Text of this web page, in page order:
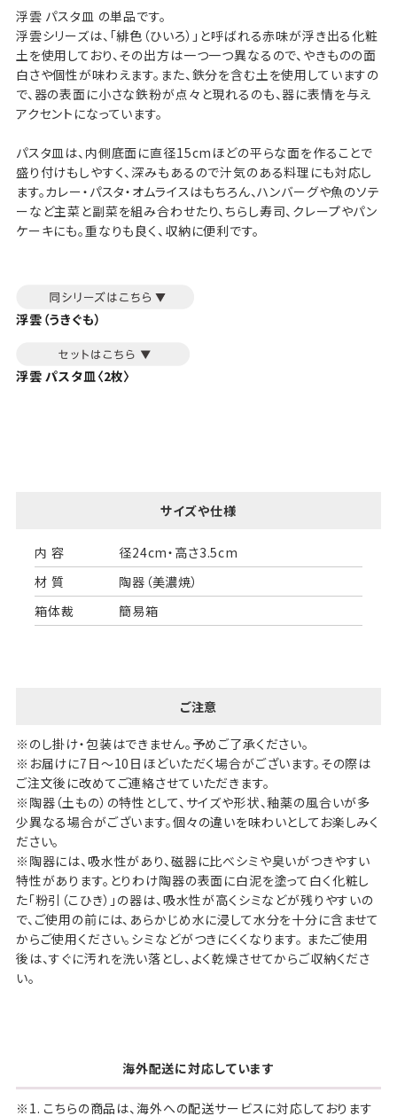
浮雲 パスタ皿 の単品です。
浮雲シリーズは、「緋色（ひいろ）」と呼ばれる赤味が浮き出る化粧
土を使用しており、その出方は一つ一つ異なるので、やきものの面
白さや個性が味わえます。また、鉄分を含む土を使用していますの
で、器の表面に小さな鉄粉が点々と現れるのも、器に表情を与え
アクセントになっています。
パスタ皿は、内側底面に直径15cmほどの平らな面を作ることで
盛り付けもしやすく、深みもあるので汁気のある料理にも対応し
ます。カレー・パスタ・オムライスはもちろん、ハンバーグや魚のソテ
ーなど主菜と副菜を組み合わせたり、ちらし寿司、クレープやパン
ケーキにも。重なりも良く、収納に便利です。
浮雲（うきぐも）
浮雲 パスタ皿〈2枚〉
サイズや仕様
内 容
径24cm・高さ3.5cm
材 質
陶器（美濃焼）
箱体裁
簡易箱
ご注意
※のし掛け・包装はできません。予めご了承ください。
※お届けに7日～10日ほどいただく場合がございます。その際は
ご注文後に改めてご連絡させていただきます。
※陶器（土もの）の特性として、サイズや形状、釉薬の風合いが多
少異なる場合がございます。個々の違いを味わいとしてお楽しみく
ださい。
※陶器には、吸水性があり、磁器に比べシミや臭いがつきやすい
特性があります。とりわけ陶器の表面に白泥を塗って白く化粧し
た「粉引（こひき）」の器は、吸水性が高くシミなどが残りやすいの
で、ご使用の前には、あらかじめ水に浸して水分を十分に含ませて
からご使用ください。シミなどがつきにくくなります。 またご使用
後は、すぐに汚れを洗い落とし、よく乾燥させてからご収納くださ
い。
海外配送に対応しています
※1. こちらの商品は、海外への配送サービスに対応しております